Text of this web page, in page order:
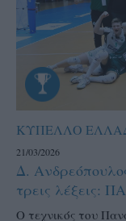
ΚΥΠΕΛΛΟ
21/03/2026
Δ.
τρεις λέξεις:
Ο τεχνικός του